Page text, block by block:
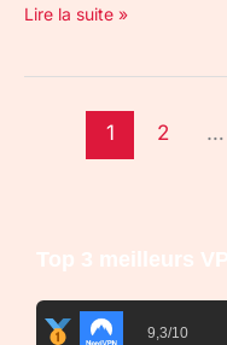
Lire la suite »
1 2 …
Top 3 meilleurs
9,3/10